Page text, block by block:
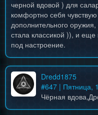
черной вдовой ) для
комфортно себя
дополнительного
стала классикой )), и еще
под настроение.
Dredd1875
#647 | Пятница,
Чёрная